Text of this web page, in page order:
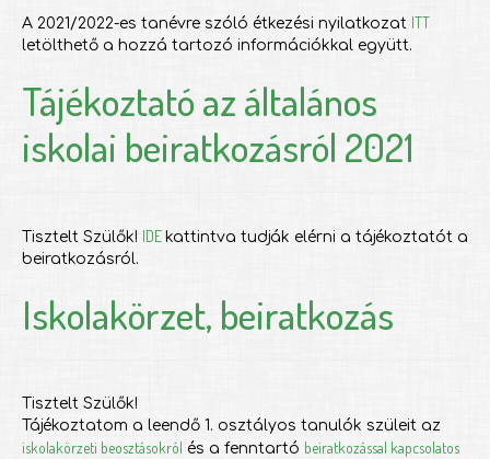
A 2021/2022-es tanévre szóló étkezési nyilatkozat ITT
letölthető a hozzá tartozó információkkal együtt.
Tájékoztató az általános
iskolai beiratkozásról 2021
Tisztelt Szülők! IDE kattintva tudják elérni a tájékoztatót a
beiratkozásról.
Iskolakörzet, beiratkozás
Tisztelt Szülők!
Tájékoztatom a leendő 1. osztályos tanulók szüleit az
iskolakörzeti beosztásokról és a fenntartó beiratkozással kapcsolatos